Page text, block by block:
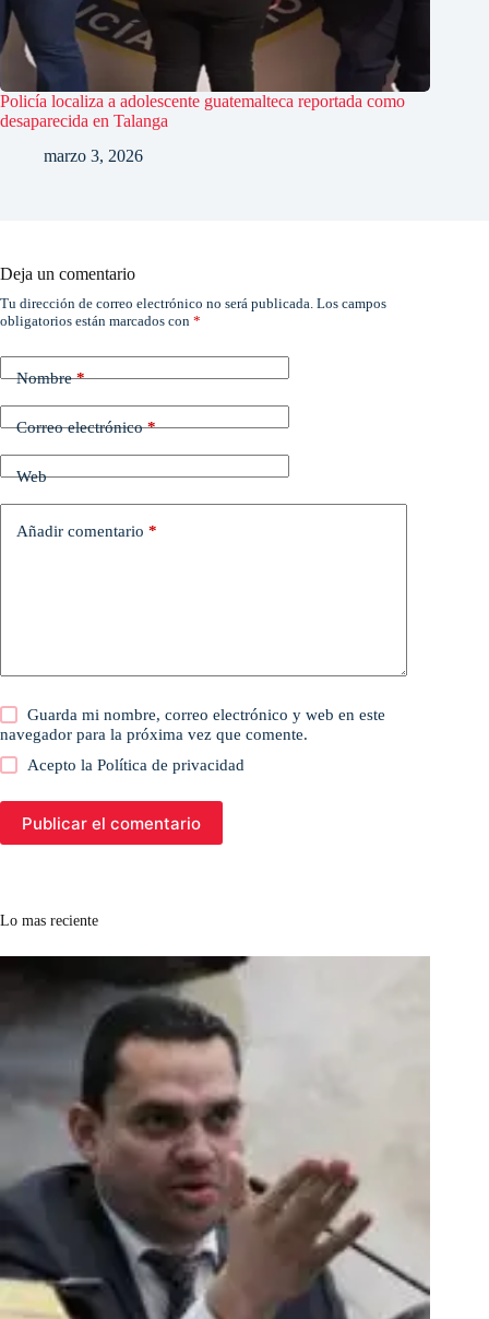
Policía localiza a adolescente guatemalteca reportada como
desaparecida en Talanga
marzo 3, 2026
Deja un comentario
Tu dirección de correo electrónico no será publicada. Los campos
obligatorios están marcados con *
Nombre*
Correo electrónico*
Web
Añadir comentario *
Guarda mi nombre, correo electrónico y web en este
navegador para la próxima vez que comente.
Acepto laPolítica de privacidad
Publicar el comentario
Lo mas reciente